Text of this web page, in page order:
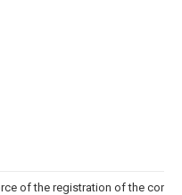
of the registration of the